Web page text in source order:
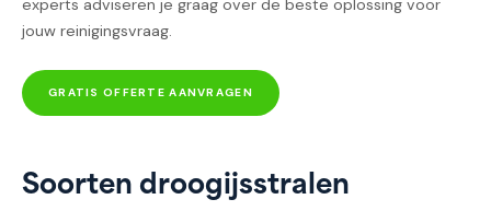
experts adviseren je graag over de beste oplossing voor
jouw reinigingsvraag.
GRATIS OFFERTE AANVRAGEN
Soorten droogijsstralen